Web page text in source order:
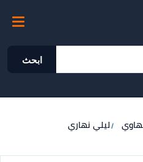
ابحث
ليلي نهاري